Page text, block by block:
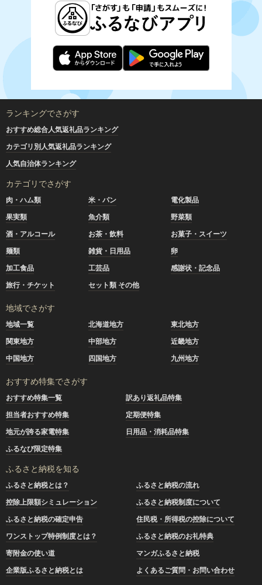
ランキングでさがす
おすすめ総合人気返礼品ランキング
カテゴリ別人気返礼品ランキング
人気自治体ランキング
カテゴリでさがす
肉・ハム類 米・パン
電化製品
果実類
魚介類
野菜類
酒・アルコール
お茶・飲料
お菓子・スイーツ
麺類
雑貨・日用品
卵
加工食品
工芸品
感謝状・記念品
旅行・チケット
セット類 その他
地域でさがす
地域一覧 北海道地方
東北地方
関東地方
中部地方
近畿地方
中国地方
四国地方 九州地方
おすすめ特集でさがす
おすすめ特集一覧
訳あり返礼品特集
担当者おすすめ特集
定期便特集
地元が誇る家電特集
日用品・消耗品特集
ふるなび限定特集
ふるさと納税を知る
ふるさと納税とは？
ふるさと納税の流れ
控除上限額シミュレーション
ふるさと納税制度について
ふるさと納税の確定申告
住民税・所得税の控除について
ワンストップ特例制度とは？
ふるさと納税のお礼特典
寄附金の使い道
マンガふるさと納税
企業版ふるさと納税とは
よくあるご質問・お問い合わせ